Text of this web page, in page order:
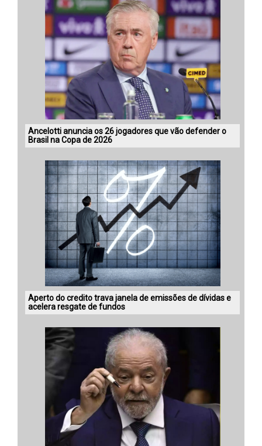
Ancelotti anuncia os 26 jogadores que vão defender o
Brasil na Copa de 2026
Aperto do credito trava janela de emissões de dívidas e
acelera resgate de fundos